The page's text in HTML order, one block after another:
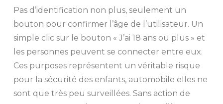
Pas d’identification non plus, seulement un
bouton pour confirmer l’âge de l’utilisateur. Un
simple clic sur le bouton « J’ai 18 ans ou plus » et
les personnes peuvent se connecter entre eux.
Ces purposes représentent un véritable risque
pour la sécurité des enfants, automobile elles ne
sont que très peu surveillées. Sans action de